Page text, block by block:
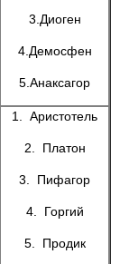
3.Диоген
4.Демосфен
5.Анаксагор
1. Аристотель
2. Платон
3. Пифагор
4. Горгий
5. Продик